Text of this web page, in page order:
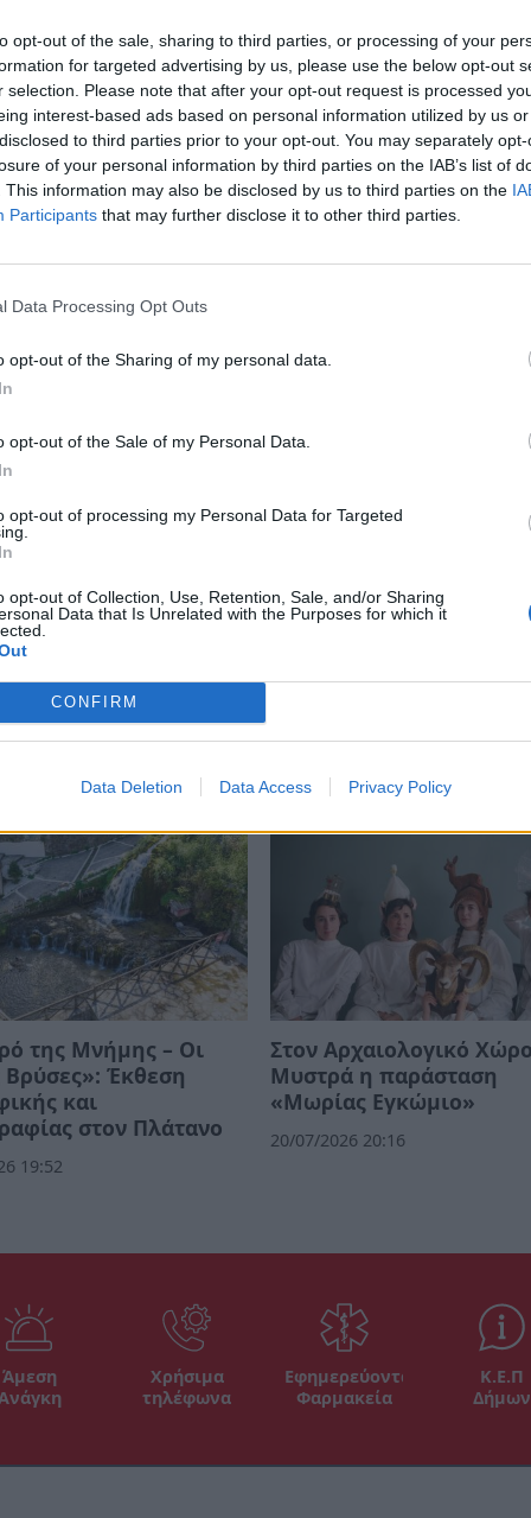
opt-out of the sale, sharing to third parties, or processing of your
for targeted advertising by us, please use the below opt-out
selection. Please note that after your opt-out request is processed
interest-based ads based on personal information utilized by us
to third parties prior to your opt-out. You may separately
of your personal information by third parties on the IAB’s list of
This information may also be disclosed by us to third parties on the
Participants that may further disclose it to other third parties.
Data Processing Opt Outs
opt-out of the Sharing of my personal data.
opt-out of the Sale of my Personal Data.
opt-out of processing my Personal Data for Targeted
opt-out of Collection, Use, Retention, Sale, and/or Sharing
Data that Is Unrelated with the Purposes for which it
CONFIRM
Data Deletion Data Access Privacy Policy
το παρόν ο Διευθυντής της
της Πελλάνας, Καθηγητής Θεόδωρος
και λοιπά ζητήματα που αφορούν
Θα ακολουθήσει διάλογος, ανταλλαγή
εκκρεμοτήτων των ανασκαφών και της
Παραδίδονται τρία
έργα προστασίας
μνημείων
της Μνήμης – Οι
Βρύσες»: Έκθεση
και
στον Πλάτανο
19:52
Στον Αρχαιολογικό
Μυστρά η παράσταση
«Μωρίας Εγκώμιο»
20/07/2026 20:16
Άμεση
Χρήσιμα
τηλέφωνα
Εφημερεύοντα
Φαρμακεία
Κ.Ε.Π
Δήμων